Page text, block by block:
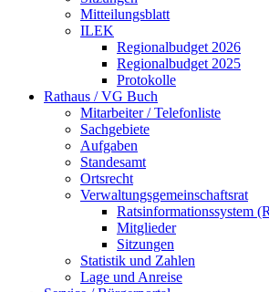
Mitteilungsblatt
ILEK
Regionalbudget 2026
Regionalbudget 2025
Protokolle
Rathaus / VG Buch
Mitarbeiter / Telefonliste
Sachgebiete
Aufgaben
Standesamt
Ortsrecht
Verwaltungsgemeinschaftsrat
Ratsinformationssystem
Mitglieder
Sitzungen
Statistik und Zahlen
Lage und Anreise